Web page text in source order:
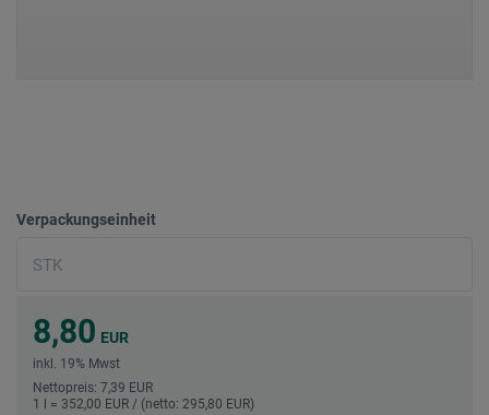
Verpackungseinheit
8,80 EUR
inkl. 19% Mwst
Nettopreis: 7,39 EUR
1 l = 352,00 EUR / (netto: 295,80 EUR)